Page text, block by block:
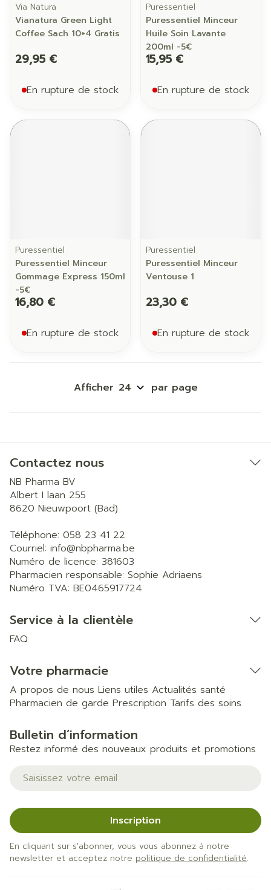
Via Natura
Vianatura Green Light
Coffee Sach 10+4 Gratis
29,95 €
En rupture de stock
Puressentiel
Puressentiel Minceur
Huile Soin Lavante
200ml -5€
15,95 €
En rupture de stock
Puressentiel
Puressentiel Minceur
Gommage Express 150ml
-5€
16,80 €
En rupture de stock
Puressentiel
Puressentiel Minceur
Ventouse 1
23,30 €
En rupture de stock
Afficher par page
Contactez nous
NB Pharma BV
Albert I laan 255
8620 Nieuwpoort (Bad)
Téléphone: 058 23 41 22
Courriel: info@nbpharma.be
Numéro de licence: 381603
Pharmacien responsable: Sophie Adriaens
Numéro TVA: BE0465917724
Service à la clientèle
FAQ
Votre pharmacie
A propos de nous Liens utiles Actualités santé
Pharmacien de garde Prescription Tarifs des soins
Bulletin d’information
Restez informé des nouveaux produits et promotions
Adresse mail
Inscription
En cliquant sur s'abonner, vous vous abonnez à notre
newsletter et acceptez notre politique de confidentialité.